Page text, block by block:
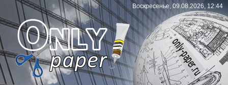
Воскресенье, 09.08.2026, 12:44